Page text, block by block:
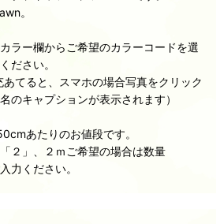
。
ラー欄からご希望のカラーコードを選
ださい。
あてると、スマホの場合写真をクリック
のキャプションが表示されます）
あたりのお値段です。
２」、２ｍご希望の場合は数量
力ください。